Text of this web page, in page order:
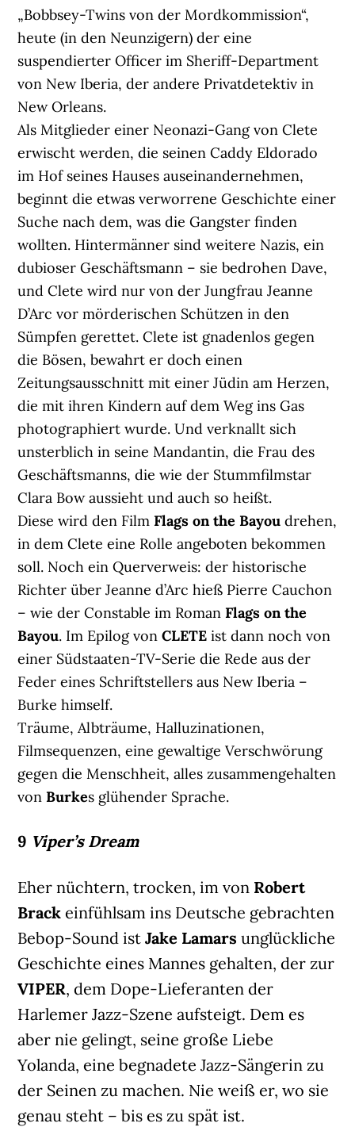
„Bobbsey-Twins von der Mordkommission“,
heute (in den Neunzigern) der eine
suspendierter Officer im Sheriff-Department
von New Iberia, der andere Privatdetektiv in
New Orleans.
Als Mitglieder einer Neonazi-Gang von Clete
erwischt werden, die seinen Caddy Eldorado
im Hof seines Hauses auseinandernehmen,
beginnt die etwas verworrene Geschichte einer
Suche nach dem, was die Gangster finden
wollten. Hintermänner sind weitere Nazis, ein
dubioser Geschäftsmann – sie bedrohen Dave,
und Clete wird nur von der Jungfrau Jeanne
D’Arc vor mörderischen Schützen in den
Sümpfen gerettet. Clete ist gnadenlos gegen
die Bösen, bewahrt er doch einen
Zeitungsausschnitt mit einer Jüdin am Herzen,
die mit ihren Kindern auf dem Weg ins Gas
photographiert wurde. Und verknallt sich
unsterblich in seine Mandantin, die Frau des
Geschäftsmanns, die wie der Stummfilmstar
Clara Bow aussieht und auch so heißt.
Diese wird den FilmFlags on the Bayoudrehen,
in dem Clete eine Rolle angeboten bekommen
soll. Noch ein Querverweis: der historische
Richter über Jeanne d’Arc hieß Pierre Cauchon
– wie der Constable im RomanFlags on the
Bayou. Im Epilog vonCLETE ist dann noch von
einer Südstaaten-TV-Serie die Rede aus der
Feder eines Schriftstellers aus New Iberia –
Burke himself.
Träume, Albträume, Halluzinationen,
Filmsequenzen, eine gewaltige Verschwörung
gegen die Menschheit, alles zusammengehalten
vonBurkes glühender Sprache.
9 Viper’s Dream
Eher nüchtern, trocken, im von Robert
Brack einfühlsam ins Deutsche gebrachten
Bebop-Sound istJake Lamars unglückliche
Geschichte eines Mannes gehalten, der zur
VIPER, dem Dope-Lieferanten der
Harlemer Jazz-Szene aufsteigt. Dem es
aber nie gelingt, seine große Liebe
Yolanda, eine begnadete Jazz-Sängerin zu
der Seinen zu machen. Nie weiß er, wo sie
genau steht – bis es zu spät ist.